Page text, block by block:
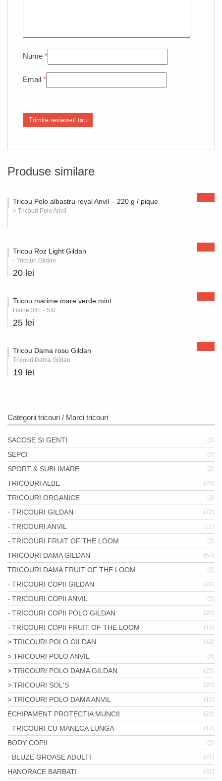
Nume *
Email *
Produse similare
Tricou Polo albastru royal Anvil – 220 g / pique
> Tricouri Polo Anvil
Tricou Roz Light Gildan
- Tricouri Gildan
20 lei
Tricou marime mare verde mint
Haine 3XL - 5XL
25 lei
Tricou Dama rosu Gildan
Tricouri Dama Gildan
19 lei
Categorii tricouri / Marci tricouri
SACOSE SI GENTI (3)
SEPCI (7)
SPORT & SUBLIMARE (2)
TRICOURI ALBE (25)
TRICOURI ORGANICE (3)
- TRICOURI GILDAN (72)
- TRICOURI ANVIL (11)
- TRICOURI FRUIT OF THE LOOM (9)
TRICOURI DAMA GILDAN (52)
TRICOURI DAMA FRUIT OF THE LOOM (9)
- TRICOURI COPII GILDAN (22)
- TRICOURI COPII ANVIL (5)
- TRICOURI COPII POLO GILDAN (20)
- TRICOURI COPII FRUIT OF THE LOOM (18)
> TRICOURI POLO GILDAN (42)
> TRICOURI POLO ANVIL (6)
> TRICOURI POLO DAMA GILDAN (25)
> TRICOURI SOL'S (20)
> TRICOURI POLO DAMA ANVIL (10)
ECHIPAMENT PROTECTIA MUNCII (23)
- TRICOURI CU MANECA LUNGA (17)
BODY COPII (5)
- BLUZE GROASE ADULTI (21)
HANORACE BARBATI (31)